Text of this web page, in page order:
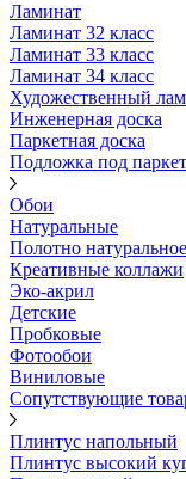
Ламинат
Ламинат 32 класс
Ламинат 33 класс
Ламинат 34 класс
Художественный
Инженерная доска
Паркетная доска
Подложка под
Обои
Натуральные
Полотно натуральное
Креативные коллажи
Эко-акрил
Детские
Пробковые
Фотообои
Виниловые
Сопутствующие
Плинтус напольный
Плинтус высокий